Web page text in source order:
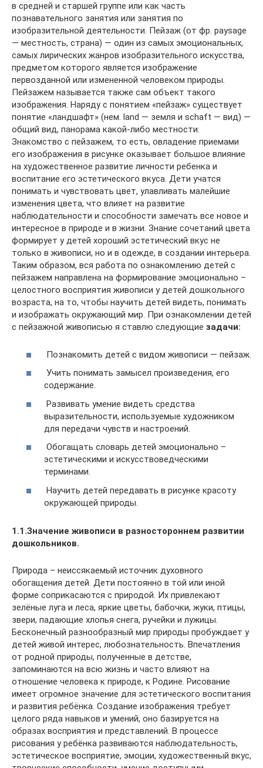
в средней и старшей группе или как часть
познавательного занятия или занятия по
изобразительной деятельности. Пейзаж (от фр. paysage
— местность, страна) — один из самых эмоциональных,
самых лирических жанров изобрази­тельного искусства,
предметом которого является изображение
первозданной или измененной человеком природы.
Пейзажем называется также сам объект такого
изображения. Наряду с по­нятием «пейзаж» существует
понятие «ландшафт» (нем. land — земля и schaft — вид) —
общий вид, панорама какой-либо местности.
Знакомство с пейзажем, то есть, овладение приемами
его изображения в рисунке оказывает большое влияние
на художественное развитие личности ребенка и
воспитание его эстетического вкуса. Дети учатся
понимать и чувствовать цвет, улавливать малейшие
изменения цвета, что влияет на развитие
наблюдательности и способности замечать все новое и
интересное в природе и в жизни. Знание сочетаний цвета
формирует у детей хороший эстетический вкус не
только в живописи, но и в одежде, в создании интерьера.
Таким образом, вся работа по ознакомлению детей с
пейзажем направлена на формирование эмоционально –
целостного восприятия живописи у детей дошкольного
возраста, на то, чтобы научить детей видеть, понимать
и изображать окружающий мир. При ознакомлении детей
с пейзажной живописью я ставлю следующие задачи:
Познакомить детей с видом живописи — пейзаж.
Учить понимать замысел произведения, его
содержание.
Развивать умение видеть средства
выразительности, используемые художником
для передачи чувств и настроений.
Обогащать словарь детей эмоционально –
эстетическими и искусствоведческими
терминами.
Научить детей передавать в рисунке красоту
окружающей природы.
1.1.Значение живописи в разностороннем развитии
дошкольников.
Природа – неиссякаемый источник духовного
обогащения детей. Дети постоянно в той или иной
форме соприкасаются с природой. Их привлекают
зелёные луга и леса, яркие цветы, бабочки, жуки, птицы,
звери, падающие хлопья снега, ручейки и лужицы.
Бесконечный разнообразный мир природы пробуждает у
детей живой интерес, любознательность. Впечатления
от родной природы, полученные в детстве,
запоминаются на всю жизнь и часто влияют на
отношение человека к природе, к Родине. Рисование
имеет огромное значение для эстетического воспитания
и развития ребёнка. Создание изображения требует
целого ряда навыков и умений, оно базируется на
образах восприятия и представлений. В процессе
рисования у ребёнка развиваются наблюдательность,
эстетическое восприятие, эмоции, художественный вкус,